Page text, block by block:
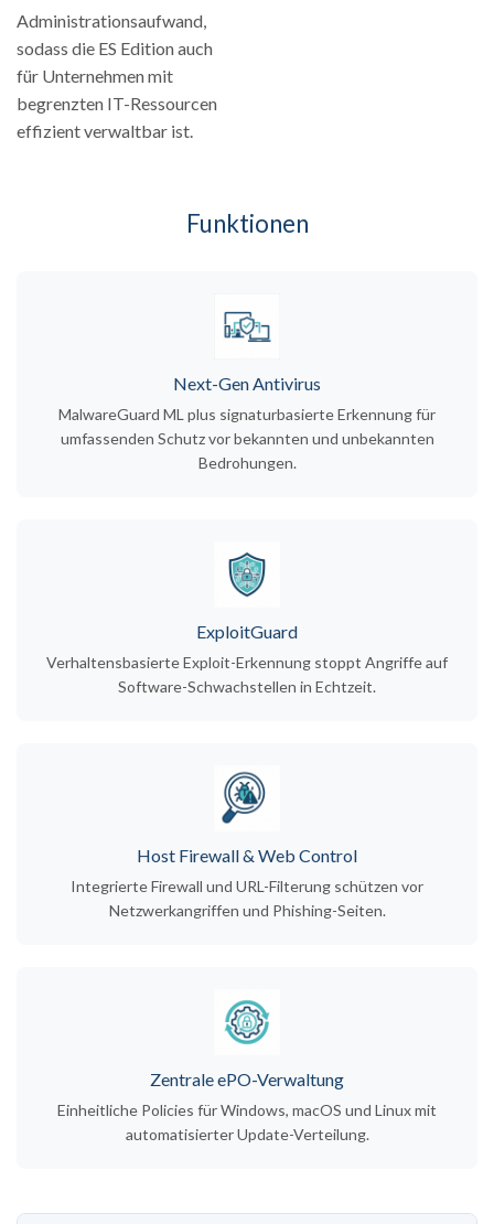
Administrationsaufwand,
sodass die ES Edition auch
für Unternehmen mit
begrenzten IT-Ressourcen
effizient verwaltbar ist.
Funktionen
Next-Gen Antivirus
MalwareGuard ML plus signaturbasierte Erkennung für
umfassenden Schutz vor bekannten und unbekannten
Bedrohungen.
ExploitGuard
Verhaltensbasierte Exploit-Erkennung stoppt Angriffe auf
Software-Schwachstellen in Echtzeit.
Host Firewall & Web Control
Integrierte Firewall und URL-Filterung schützen vor
Netzwerkangriffen und Phishing-Seiten.
Zentrale ePO-Verwaltung
Einheitliche Policies für Windows, macOS und Linux mit
automatisierter Update-Verteilung.